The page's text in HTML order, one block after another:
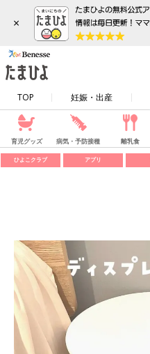
×
TOP 妊娠・出産
育児グッズ 病気・予防接種 離乳食
ひよこクラブ アプリ